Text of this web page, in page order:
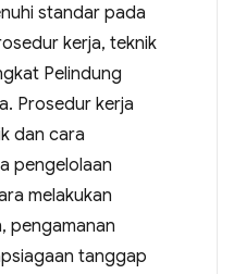
standar pada
kerja, teknik
Pelindung
Prosedur kerja
dan cara
pengelolaan
melakukan
pengamanan
tanggap